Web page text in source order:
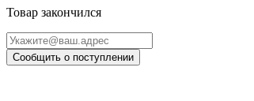
Товар закончился
Сообщить о поступлении